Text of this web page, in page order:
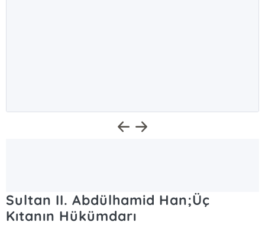
Sultan II. Abdülhamid Han;Üç
Kıtanın Hükümdarı